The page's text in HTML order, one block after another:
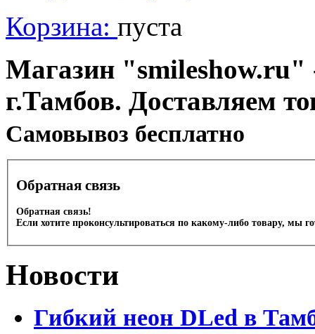
Корзина: пуста
Магазин "smileshow.ru"
г.Тамбов. Доставляем
Cамовывоз бесплатно
Обратная связь
Обратная связь!
Если хотите проконсультироваться по какому-либо товару, мы
Новости
Гибкий неон DLed в